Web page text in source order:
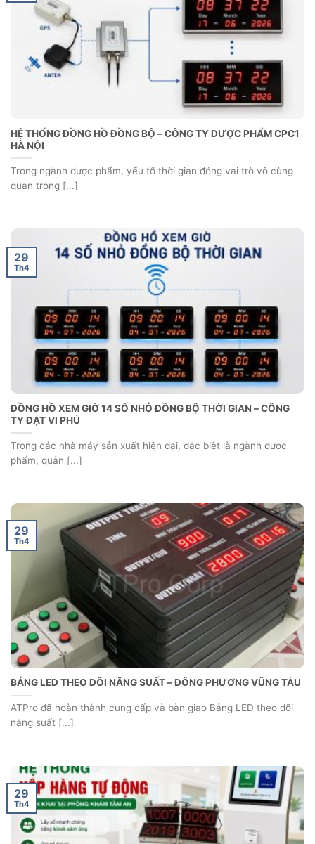
HỆ THỐNG ĐỒNG HỒ ĐỒNG BỘ – CÔNG TY DƯỢC PHẨM CPC1
HÀ NỘI
Trong ngành dược phẩm, yếu tố thời gian đóng vai trò vô cùng
quan trọng [...]
ĐỒNG HỒ XEM GIỜ 14 SỐ NHỎ ĐỒNG BỘ THỜI GIAN – CÔNG
TY ĐẠT VI PHÚ
Trong các nhà máy sản xuất hiện đại, đặc biệt là ngành dược
phẩm, quản [...]
29
Th4
BẢNG LED THEO DÕI NĂNG SUẤT – ĐÔNG PHƯƠNG VŨNG TÀU
ATPro đã hoàn thành cung cấp và bàn giao Bảng LED theo dõi
năng suất [...]
29
Th4
29
Th4